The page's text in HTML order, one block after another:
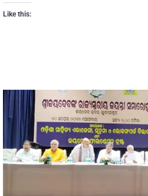
Like this: